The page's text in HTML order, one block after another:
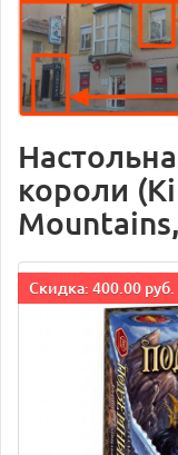
короли
Cкидка: 400.00 руб.